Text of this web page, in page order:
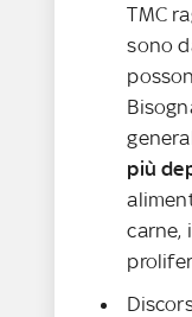
TMC
sono
più
carne,